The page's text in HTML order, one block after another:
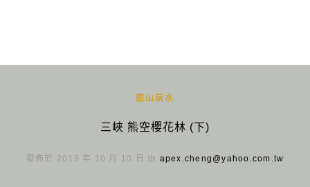
遊山玩水
三峽 熊空櫻花林 (下)
發佈於 2019 年 10 月 10 日 由 apex.cheng@yahoo.com.tw